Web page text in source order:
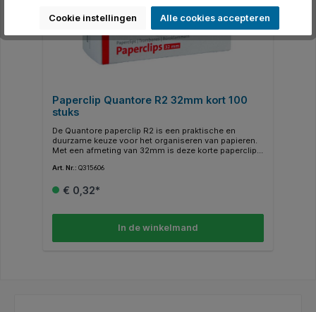
Paperclip Quantore R2 32mm kort 100
stuks
De Quantore paperclip R2 is een praktische en
duurzame keuze voor het organiseren van papieren.
Met een afmeting van 32mm is deze korte paperclip
van 1,35mm dikke staaldraad en vernikkeld, biedt
levensduur. Dankzij het ontwerp met 2 ronde zijden
perfect voor dagelijks gebruik op kantoor of thuis.
Kenmerken: * Type: R2 paperclip met 2 ronde zijden. *
Art. Nr.: Q315606
€ 0,32*
In de winkelmand
Cookie instellingen Alle cookies accepteren